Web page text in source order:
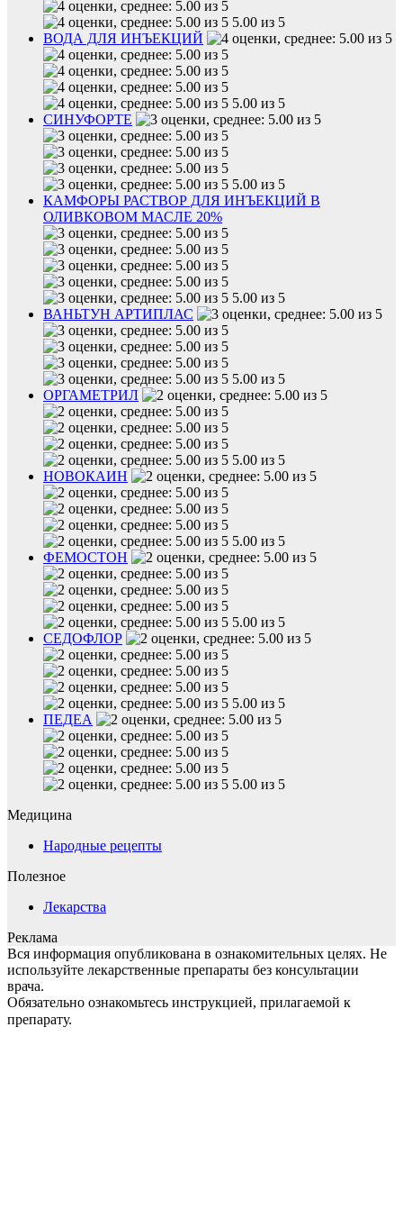
5.00 из 5
ВОДА ДЛЯ ИНЪЕКЦИЙ
5.00 из 5
СИНУФОРТЕ
5.00 из 5
КАМФОРЫ РАСТВОР ДЛЯ ИНЪЕКЦИЙ В
ОЛИВКОВОМ МАСЛЕ 20%
5.00 из 5
ВАНЬТУН АРТИПЛАС
5.00 из 5
ОРГАМЕТРИЛ
5.00 из 5
НОВОКАИН
5.00 из 5
ФЕМОСТОН
5.00 из 5
СЕДОФЛОР
5.00 из 5
ПЕДЕА
5.00 из 5
Медицина
Народные рецепты
Полезное
Лекарства
Реклама
Вся информация опубликована в ознакомительных целях. Не
используйте лекарственные препараты без консультации
врача.
Обязательно ознакомьтесь инструкцией, прилагаемой к
препарату.